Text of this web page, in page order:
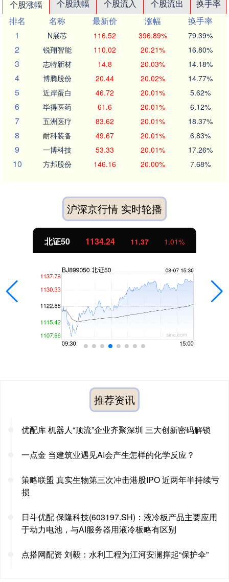
个股涨幅 个股跌幅 个股流入 个股流出
换手率
排名
名称 最新价 涨幅
换手率
1
N展芯 116.52 396.89% 79.39%
2 锐翔智能 110.02 20.21% 16.80%
3 志特新材 14.8 20.03% 14.18%
4 博腾股份 20.44 20.02% 14.77%
5 近岸蛋白 46.72 20.01% 5.62%
6 毕得医药 61.6 20.01% 6.12%
7 五洲医疗 83.62 20.01% 18.37%
8 耐科装备 49.67 20.01% 6.83%
9 一博科技 53.33 20.01% 17.26%
10 方邦股份 146.16 20.00% 7.68%
沪深京行情 实时轮播
北证50 1134.24 11.37 1.01%
推荐资讯
优配库 机器人“顶流”企业齐聚深圳 三大创新密码解锁
一点金 当建筑业遇见AI会产生怎样的化学反应？
策略联盟 真实生物第三次冲击港股IPO 近两年半持续亏
损
日斗优配 保隆科技(603197.SH)：液冷板产品主要应用
于动力电池，与AI服务器用液冷板略有区别
点搭网配资 刘毅：水利工程为江河安澜撑起“保护伞”